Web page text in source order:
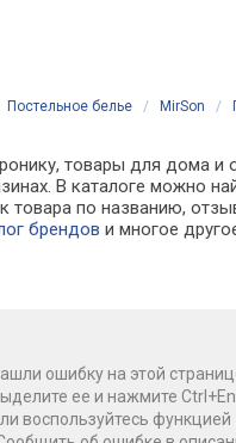
Постельное белье / MirSon /
товары для дома
В каталоге
по названию,
брендов и многое
ошибку на этой
ее и нажмите
воспользуйтесь функцией